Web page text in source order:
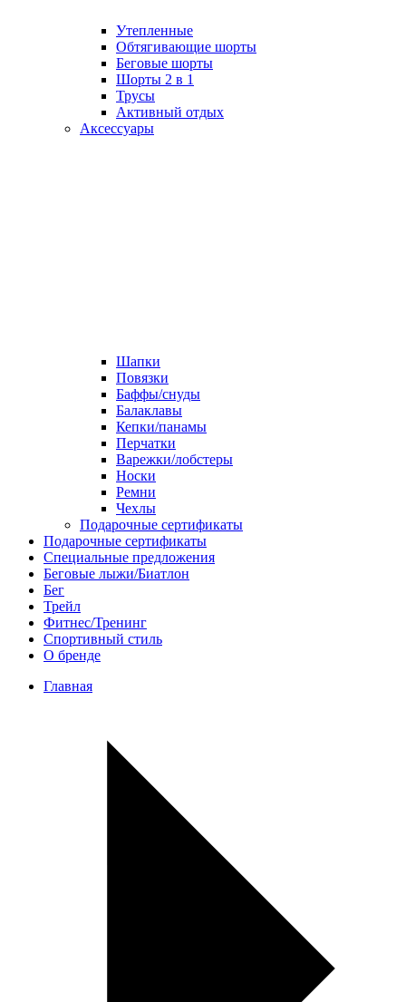
Утепленные
Обтягивающие шорты
Беговые шорты
Шорты 2 в 1
Трусы
Активный отдых
Аксессуары
Шапки
Повязки
Баффы/снуды
Балаклавы
Кепки/панамы
Перчатки
Варежки/лобстеры
Носки
Ремни
Чехлы
Подарочные сертификаты
Подарочные сертификаты
Специальные предложения
Беговые лыжи/Биатлон
Бег
Трейл
Фитнес/Тренинг
Спортивный стиль
О бренде
Главная